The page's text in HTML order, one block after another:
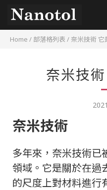
Home / 部落格列表 / 奈米技術 它
奈米技
奈米技術
多年來，奈米技術已
領域。 它是關於在過
的尺度上對材料進行